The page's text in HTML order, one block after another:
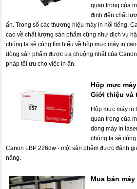
quan trọng của
định đến chất
ấn. Trong số các thương hiệu máy in nổi tiếng,
cao về chất lượng sản phẩm cũng như dịch vụ
chúng ta sẽ cùng tìm hiểu về hộp mực máy in
dòng sản phẩm được ưa chuộng nhất của
pháp tối ưu cho việc in ấn.
Hộp mực
Giới thiệu và
Hộp mực máy in
quan trọng của
dòng máy in
chúng ta sẽ
Canon LBP 226dw - một sản phẩm được đánh
năng.
Mua bán